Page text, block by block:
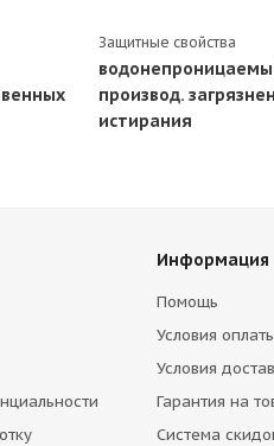
Защитные свойства
производ.
истирания
Информация
Помощь
Условия
Условия
Гарантия на
Система